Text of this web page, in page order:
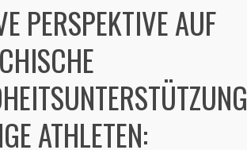
PERSPEKTIVE AUF
ATHLETEN: